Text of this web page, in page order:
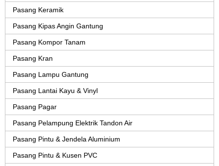
Pasang Keramik
Pasang Kipas Angin Gantung
Pasang Kompor Tanam
Pasang Kran
Pasang Lampu Gantung
Pasang Lantai Kayu & Vinyl
Pasang Pagar
Pasang Pelampung Elektrik Tandon Air
Pasang Pintu & Jendela Aluminium
Pasang Pintu & Kusen PVC